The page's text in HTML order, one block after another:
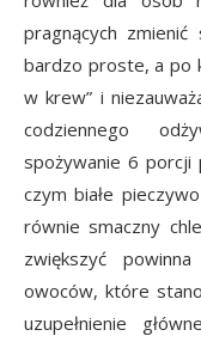
pragnących
bardzo proste, a po
w krew” i
codziennego
spożywanie 6 porcji
czym białe
równie smaczny
zwiększyć
owoców, które
uzupełnienie